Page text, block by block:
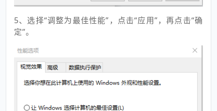
5、选择“调整为最佳性能”，点击“应用”，再点击“确
定”。